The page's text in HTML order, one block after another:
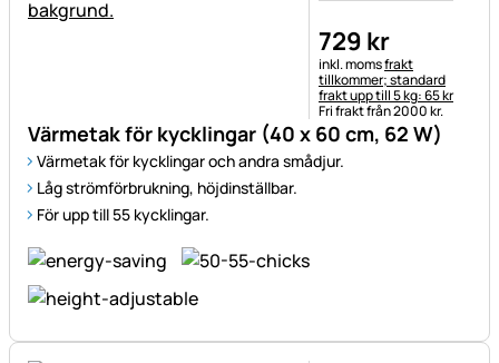
Värmetak för kycklingar (40 x 60 cm, 62 W)
Värmetak för kycklingar och andra smådjur.
Låg strömförbrukning, höjdinställbar.
För upp till 55 kycklingar.
729 kr
Skatteinformation:
inkl. momsfrakt
tillkommer; standard
frakt upp till 5 kg: 65 kr
Fri frakt från 2000 kr.